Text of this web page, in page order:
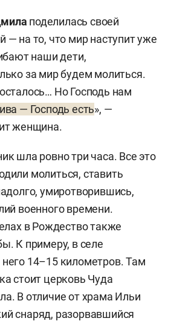
поделилась своей
— на то, что мир наступит уже
наши дети,
за мир будем молиться.
Но Господь нам
— Господь есть», —
женщина.
шла ровно три часа. Все это
молиться, ставить
умиротворившись,
военного времени.
в Рождество также
К примеру, в селе
14–15 километров. Там
стоит церковь Чуда
В отличие от храма Ильи
снаряд, разорвавшийся